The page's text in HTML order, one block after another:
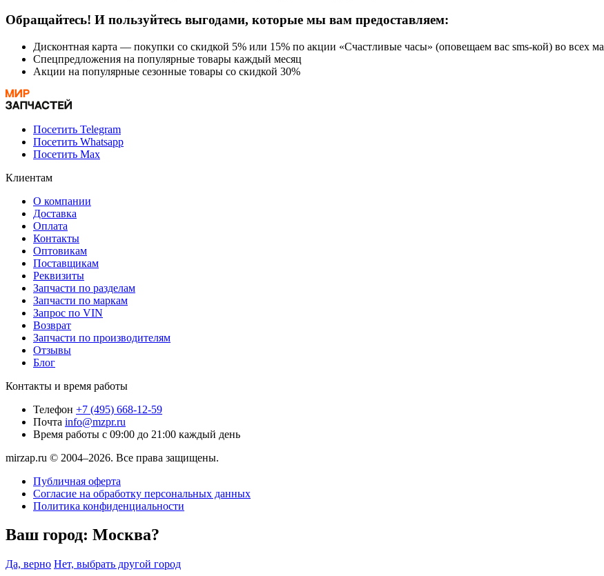
Обращайтесь! И пользуйтесь выгодами, которые мы вам предоставляем:
Дисконтная карта — покупки со скидкой 5% или 15% по акции «Счастливые часы» (оповещаем вас sms-кой) во всех
Спецпредложения на популярные товары каждый месяц
Акции на популярные сезонные товары со скидкой 30%
Посетить Telegram
Посетить Whatsapp
Посетить Max
Клиентам
О компании
Доставка
Оплата
Контакты
Оптовикам
Поставщикам
Реквизиты
Запчасти по разделам
Запчасти по маркам
Запрос по VIN
Возврат
Запчасти по производителям
Отзывы
Блог
Контакты и время работы
Телефон +7 (495) 668-12-59
Почта info@mzpr.ru
Время работы с 09:00 до 21:00 каждый день
mirzap.ru © 2004–2026. Все права защищены.
Публичная оферта
Согласие на обработку персональных данных
Политика конфиденциальности
Ваш город: Москва?
Да, верно Нет, выбрать другой город